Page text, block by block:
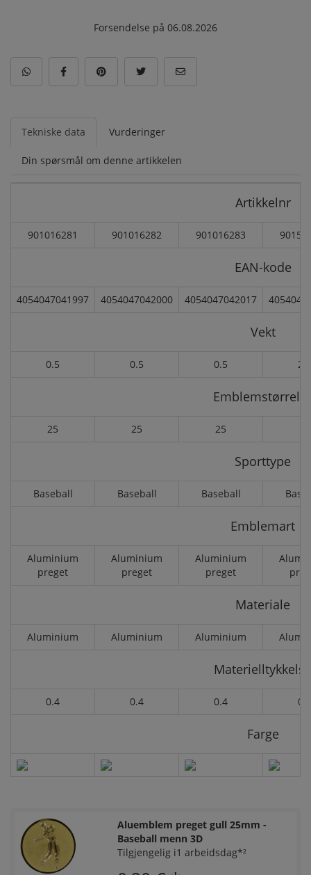
Forsendelse på 06.08.2026
Tekniske data Vurderinger
Din spørsmål om denne artikkelen
Artikkelnr
901016281 901016282 901016283
EAN-kode
4054047041997 4054047042000 4054047042017
Vekt
0.5 0.5 0.5 2.1
25 25 25
Sporttype
Baseball Baseball Baseball
Emblemart
Aluminium
preget
Aluminium
preget
Aluminium
preget
Materiale
Aluminium Aluminium Aluminium
Materielltykkelse
0.4 0.4 0.4 0.4
Farge
Aluemblem preget gull 25mm -
Baseball menn 3D
Tilgjengelig i1 arbeidsdag*²